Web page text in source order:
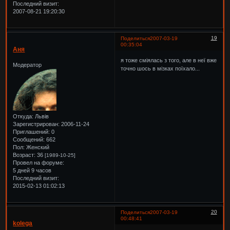
Последний визит:
2007-08-21 19:20:30
Поделиться 19
2007-03-19
00:35:04
Аня
Модератор
Откуда: Львів
Зарегистрирован: 2006-11-24
Приглашений: 0
Сообщений: 662
Пол: Женский
Возраст: 36[1989-10-25]
Провел на форуме:
5 дней 9 часов
Последний визит:
2015-02-13 01:02:13
я тоже сміялась з того, але в неї вже
точно шось в мізках поїхало...
Поделиться 20
2007-03-19
00:48:41
kolega